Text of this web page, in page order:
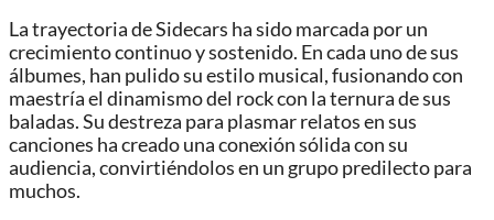
La trayectoria de Sidecars ha sido marcada por un
crecimiento continuo y sostenido. En cada uno de sus
álbumes, han pulido su estilo musical, fusionando con
maestría el dinamismo del rock con la ternura de sus
baladas. Su destreza para plasmar relatos en sus
canciones ha creado una conexión sólida con su
audiencia, convirtiéndolos en un grupo predilecto para
muchos.